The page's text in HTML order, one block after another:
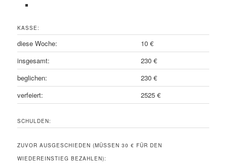
KASSE:
diese Woche:
10 €
insgesamt:
230 €
beglichen:
230 €
verfeiert:
2525 €
SCHULDEN:
ZUVOR AUSGESCHIEDEN (MÜSSEN 30 € FÜR DEN
WIEDEREINSTIEG BEZAHLEN):